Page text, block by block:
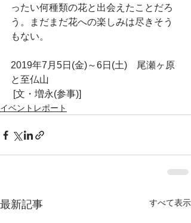
ったい何種類の花と出会えたことだろ
う。まだまだ花への楽しみは尽きそう
もない。
2019年7月5日(金)～6日(土)　尾瀬ヶ原
と至仏山
[文・増永(参事)]
イベントレポート
最新記事 すべて表示